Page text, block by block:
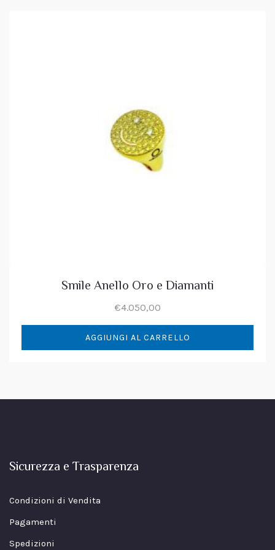
Smile Anello Oro e Diamanti
€4.050,00
AGGIUNGI AL CARRELLO
Sicurezza e Trasparenza
Condizioni di Vendita
Pagamenti
Spedizioni